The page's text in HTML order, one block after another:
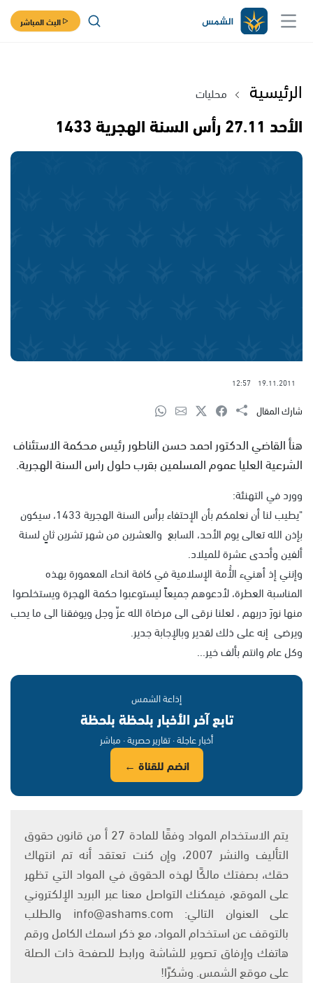
البث المباشر
الرئيسية محليات
الأحد 27.11 رأس السنة الهجرية 1433
19.11.2011
12:57
شارك المقال
هنأ القاضي الدكتور احمد حسن الناطور رئيس محكمة الاستئناف
الشرعية العليا عموم المسلمين بقرب حلول راس السنة الهجرية.
وورد في التهنئة:
"يطيب لنا أن نعلمكم بأن الإحتفاء برأس السنة الهجرية 1433، سيكون
بإذن الله تعالى يوم الأحد، السابع والعشرين من شهر تشرين ثانٍ لسنة
ألفين وأحدى عشرة للميلاد.
وإنني إذ أهنيء الأُمة الإسلامية في كافة انحاء المعمورة بهذه
المناسبة العطرة، لأدعوهم جميعاً ليستوعبوا حكمة الهجرة ويستخلصوا
منها نورَ دربهم ، لعلنا نرقى الى مرضاة الله عزّ وجل ويوفقنا الى ما يحب
ويرضى إنه على ذلك لقدير وبالإجابة جدير.
وكل عام وانتم بألف خير...
إذاعة الشمس
تابع آخر الأخبار بلحظة بلحظة
أخبار عاجلة · تقارير حصرية · مباشر
انضم للقناة ←
يتم الاستخدام المواد وفقًا للمادة 27 أ من قانون حقوق
التأليف والنشر 2007، وإن كنت تعتقد أنه تم انتهاك
حقك، بصفتك مالكًا لهذه الحقوق في المواد التي تظهر
على الموقع، فيمكنك التواصل معنا عبر البريد الإلكتروني
على العنوان التالي: info@ashams.com والطلب
بالتوقف عن استخدام المواد، مع ذكر اسمك الكامل ورقم
هاتفك وإرفاق تصوير للشاشة ورابط للصفحة ذات الصلة
على موقع الشمس. وشكرًا!